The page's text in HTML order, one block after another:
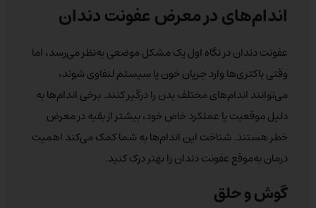
اندام‌های در معرض عفونت دندان
عفونت دندان در نگاه اول یک مشکل موضعی به‌نظر می‌رسد، اما
وقتی باکتری‌ها وارد جریان خون یا سیستم لنفاوی شوند،
می‌توانند اندام‌های مختلف بدن را درگیر کنند. برخی اندام‌ها به
دلیل موقعیت یا عملکرد خاص خود، بیشتر از بقیه در معرض
خطر هستند. شناخت این اندام‌ها به شما کمک می‌کند اهمیت
درمان به‌موقع عفونت دندان را بهتر درک کنید.
گوش و حلق